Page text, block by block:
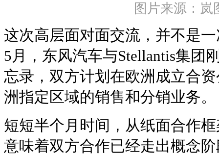
图片来源：岚
这次高层面对面交流，并不是
5月，东风汽车与Stellantis集团
忘录，双方计划在欧洲成立合
洲指定区域的销售和分销业务。
短短半个月时间，从纸面合作
意味着双方合作已经走出概念